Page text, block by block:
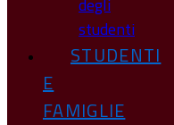
degli
studenti
STUDENTI
E
FAMIGLIE